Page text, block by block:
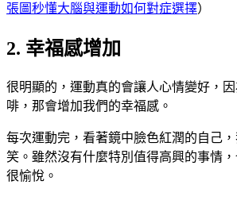
張圖秒懂大腦與運動如何對症選擇）
2. 幸福感增加
很明顯的，運動真的會讓人心情變好，
啡，那會增加我們的幸福感。
每次運動完，看著鏡中臉色紅潤的自己
笑。雖然沒有什麼特別值得高興的事情
很愉悅。